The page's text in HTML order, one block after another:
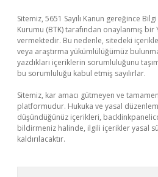
Sitemiz, 5651 Sayılı Kanun gereğince
Kurumu (BTK) tarafından onaylanmış bir
vermektedir. Bu nedenle, sitedeki
veya araştırma yükümlülüğümüz
yazdıkları içeriklerin sorumluluğunu
bu sorumluluğu kabul etmiş sayılırlar.
Sitemiz, kar amacı gütmeyen ve
platformudur. Hukuka ve yasal
düşündüğünüz içerikleri,
bildirmeniz halinde, ilgili içerikler yasal
kaldırılacaktır.